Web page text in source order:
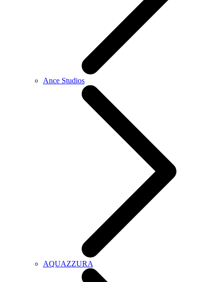
Ance Studios
AQUAZZURA